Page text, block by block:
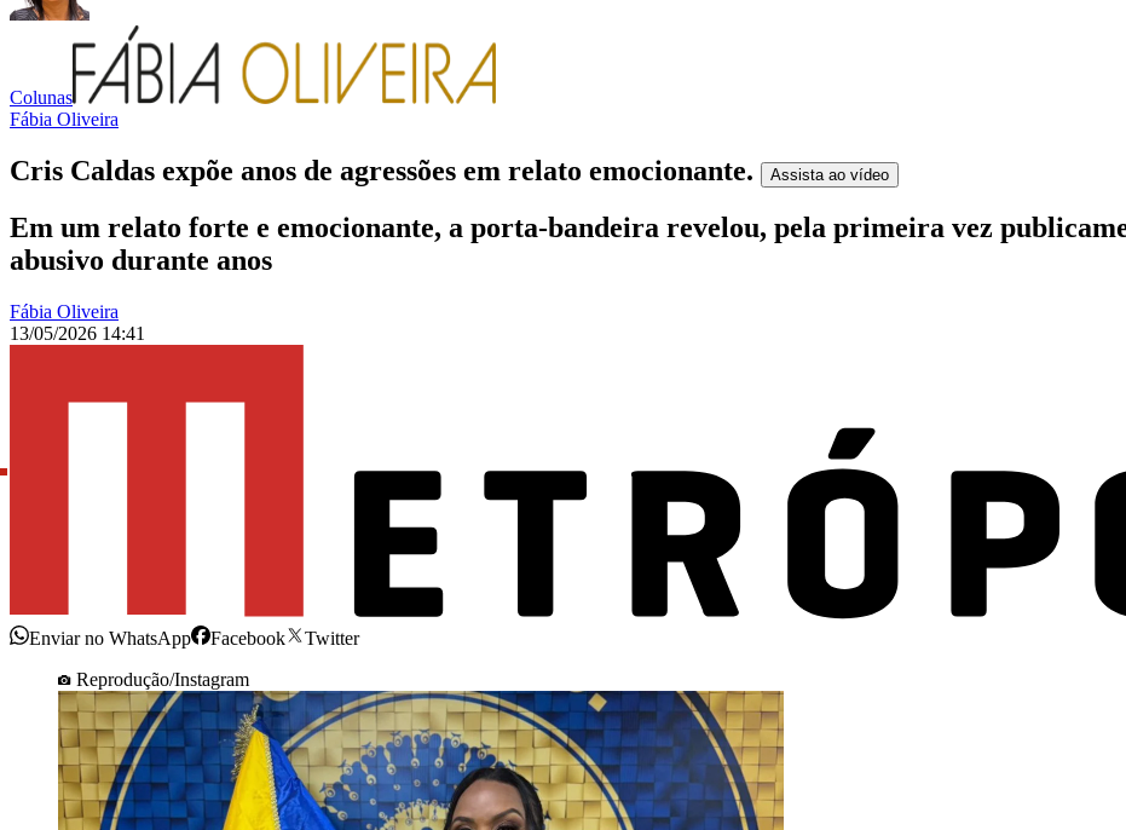
Colunas
Fábia Oliveira
Cris Caldas expõe anos de agressões em relato emocionante. Assista ao vídeo
Em um relato forte e emocionante, a porta-bandeira revelou, pela primeira vez
abusivo durante anos
Fábia Oliveira
13/05/2026 14:41
Enviar no WhatsApp Facebook
Twitter
Reprodução/Instagram